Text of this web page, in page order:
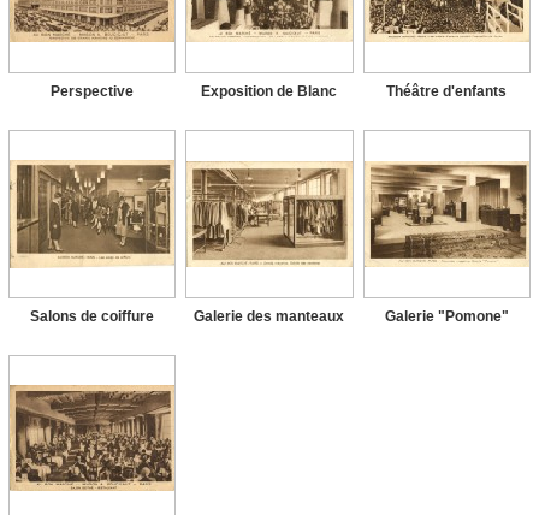
Perspective Exposition de Blanc Théâtre d'enfants
Salons de coiffure Galerie des manteaux Galerie "Pomone"